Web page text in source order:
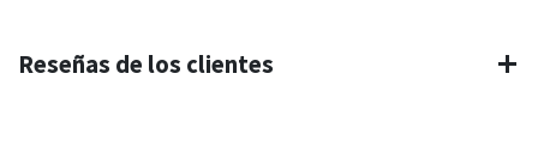
Reseñas de los clientes